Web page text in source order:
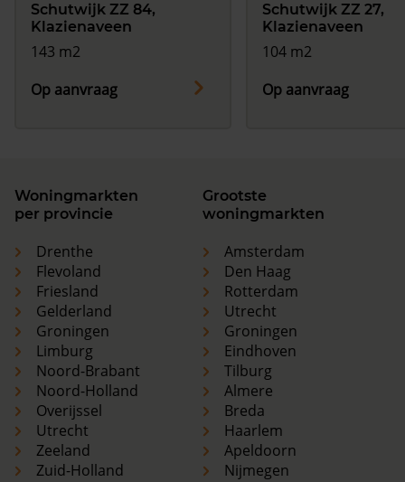
Schutwijk ZZ 84,
Klazienaveen
143 m2
Op aanvraag
Schutwijk ZZ 27,
Klazienaveen
104 m2
Op aanvraag
Woningmarkten
per provincie
Drenthe
Flevoland
Friesland
Gelderland
Groningen
Limburg
Noord-Brabant
Noord-Holland
Overijssel
Utrecht
Zeeland
Zuid-Holland
Grootste
woningmarkten
Amsterdam
Den Haag
Rotterdam
Utrecht
Groningen
Eindhoven
Tilburg
Almere
Breda
Haarlem
Apeldoorn
Nijmegen